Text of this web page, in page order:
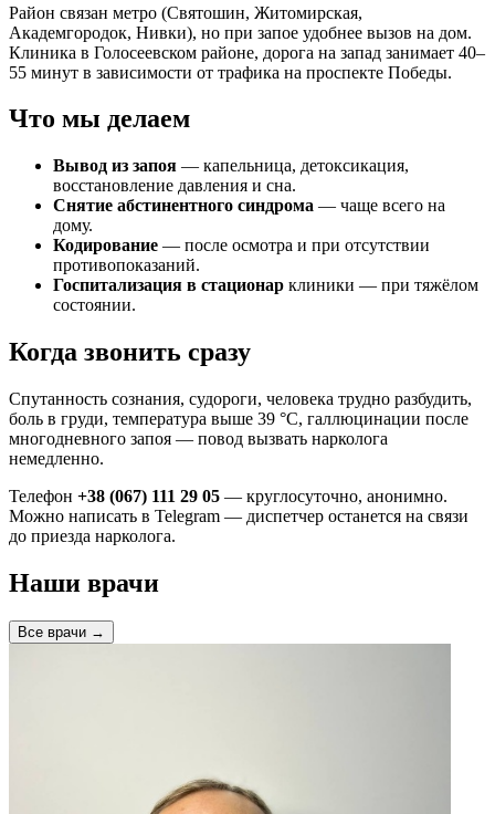
Район связан метро (Святошин, Житомирская,
Академгородок, Нивки), но при запое удобнее вызов на дом.
Клиника в Голосеевском районе, дорога на запад занимает 40–
55 минут в зависимости от трафика на проспекте Победы.
Что мы делаем
Вывод из запоя — капельница, детоксикация,
восстановление давления и сна.
Снятие абстинентного синдрома — чаще всего на
дому.
Кодирование — после осмотра и при отсутствии
противопоказаний.
Госпитализация в стационар клиники — при тяжёлом
состоянии.
Когда звонить сразу
Спутанность сознания, судороги, человека трудно разбудить,
боль в груди, температура выше 39 °C, галлюцинации после
многодневного запоя — повод вызвать нарколога
немедленно.
Телефон +38 (067) 111 29 05 — круглосуточно, анонимно.
Можно написать в Telegram — диспетчер останется на связи
до приезда нарколога.
Наши врачи
Все врачи →